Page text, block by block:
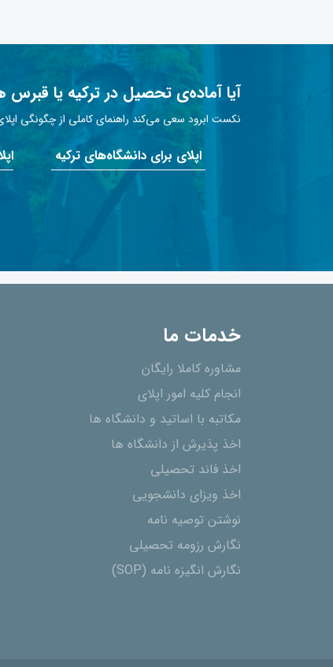
آیا آماده‌ی تحصیل در ترکیه یا قبرس
نکست ابرود سعی می‌کند راهنمای کاملی از چگونگی
اپلای برای دانشگاه‌های ترکیه
خدمات ما
مشاوره کاملا رایگان
انجام کلیه امور اپلای
مکاتبه با اساتید و دانشگاه ها
اخذ پذیرش از دانشگاه ھا
اخذ فاند تحصیلی
اخذ ویزای دانشجویی
نوشتن توصیه نامه
نگارش رزومه تحصیلی
نگارش انگیزه نامه (SOP)